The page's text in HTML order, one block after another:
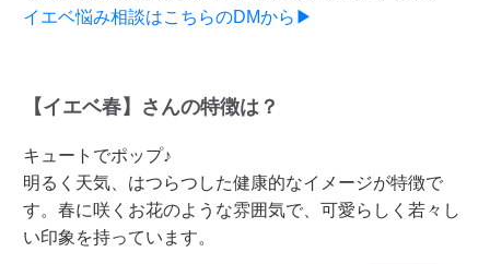
イエベ悩み相談はこちらのDMから▶
【イエベ春】さんの特徴は？
キュートでポップ♪
明るく天気、はつらつした健康的なイメージが特徴で
す。春に咲くお花のような雰囲気で、可愛らしく若々し
い印象を持っています。